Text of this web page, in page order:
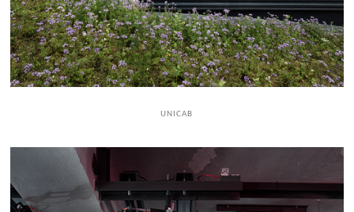
UNICAB